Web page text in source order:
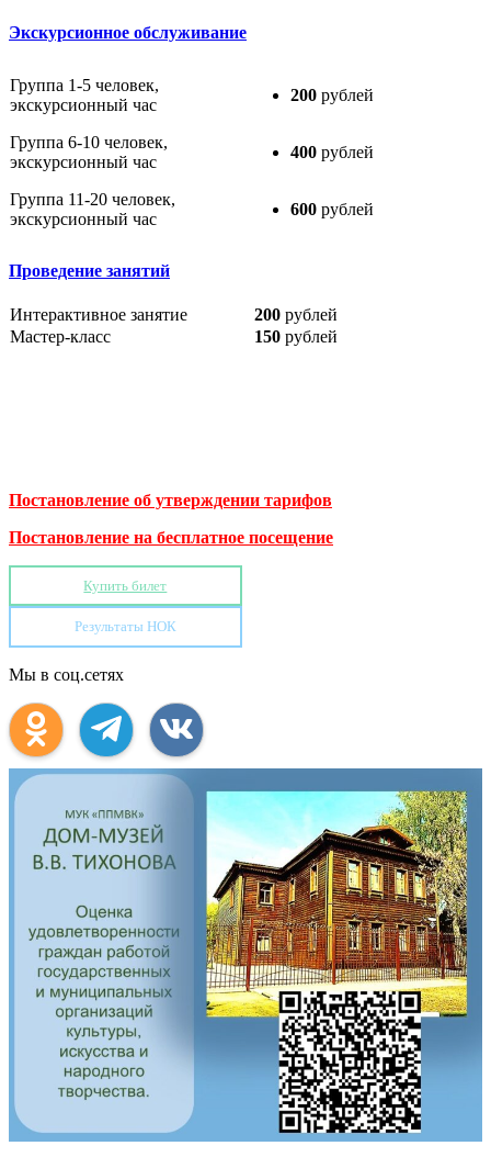
Экскурсионное обслуживание
Группа 1-5 человек,
экскурсионный час
200 рублей
Группа 6-10 человек,
экскурсионный час
400 рублей
Группа 11-20 человек,
экскурсионный час
600 рублей
Проведение занятий
Интерактивное занятие 200 рублей
Мастер-класс
150 рублей
Постановление об утверждении тарифов
Постановление на бесплатное посещение
Купить билет
Результаты НОК
Мы в соц.сетях